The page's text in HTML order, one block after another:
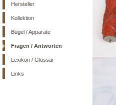
Hersteller
Kollektion
Bügel / Apparate
Fragen / Antworten
Lexikon / Glossar
Links